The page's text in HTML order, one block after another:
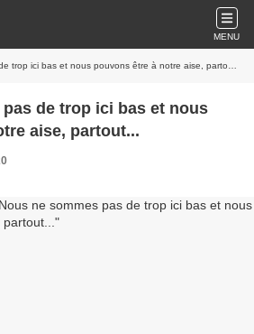
MENU
trop ici bas et nous pouvons être à notre aise, partout...
de trop ici bas et nous
aise, partout...